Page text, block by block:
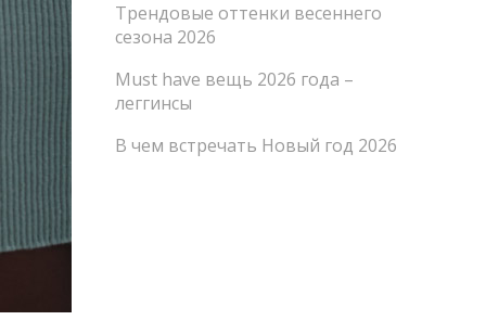
Трендовые оттенки весеннего
сезона 2026
Must have вещь 2026 года –
леггинсы
В чем встречать Новый год 2026